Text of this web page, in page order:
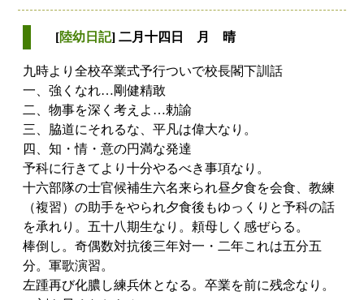
[陸幼日記] 二月十四日 月 晴
九時より全校卒業式予行ついで校長閣下訓話
一、強くなれ…剛健精敢
二、物事を深く考えよ…勅諭
三、脇道にそれるな、平凡は偉大なり。
四、知・情・意の円満な発達
予科に行きてより十分やるべき事項なり。
十六部隊の士官候補生六名来られ昼夕食を会食、教練
（複習）の助手をやられ夕食後もゆっくりと予科の話
を承れり。五十八期生なり。頼母しく感ぜらる。
棒倒し。奇偶数対抗後三年対一・二年これは五分五
分。軍歌演習。
左踵再び化膿し練兵休となる。卒業を前に残念なり。